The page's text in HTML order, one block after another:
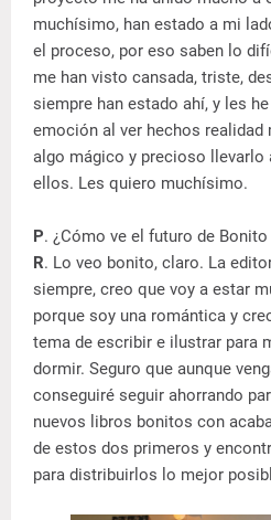
muchísimo, han estado a mi
el proceso, por eso saben lo
me han visto cansada, triste,
siempre han estado ahí, y les
emoción al ver hechos
algo mágico y precioso llevarlo
ellos. Les quiero muchísimo.
P. ¿Cómo ve el futuro de
R. Lo veo bonito, claro. La
siempre, creo que voy a estar
porque soy una romántica y
tema de escribir e ilustrar para
dormir. Seguro que aunque
conseguiré seguir ahorrando
nuevos libros bonitos con
de estos dos primeros y
para distribuirlos lo mejor